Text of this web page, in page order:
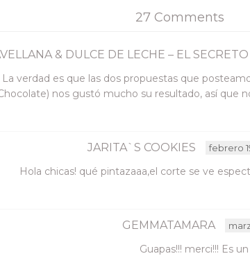
(Se
abre
ventana
nueva)
27 Comments
& DULCE DE LECHE – EL
La verdad es que las dos propuestas que
nos gustó mucho su resultado, así que
JARITA`S COOKIES febrero
Hola chicas! qué pintazaaa,el corte se ve
GEMMATAMARA
Guapas!!! merci!!! Es